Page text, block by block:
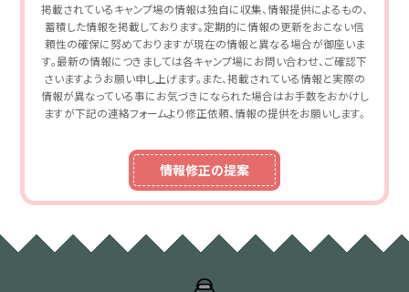
掲載されているキャンプ場の情報は独自に収集、情報提供によるもの、
蓄積した情報を掲載しております。定期的に情報の更新をおこない信
頼性の確保に努めておりますが現在の情報と異なる場合が御座いま
す。最新の情報につきましては各キャンプ場にお問い合わせ、ご確認下
さいますようお願い申し上げます。また、掲載されている情報と実際の
情報が異なっている事にお気づきになられた場合はお手数をおかけし
ますが下記の連絡フォームより修正依頼、情報の提供をお願いします。
情報修正の提案